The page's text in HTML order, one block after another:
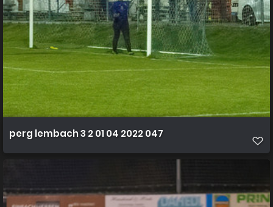
perg lembach 3 2 01 04 2022 047